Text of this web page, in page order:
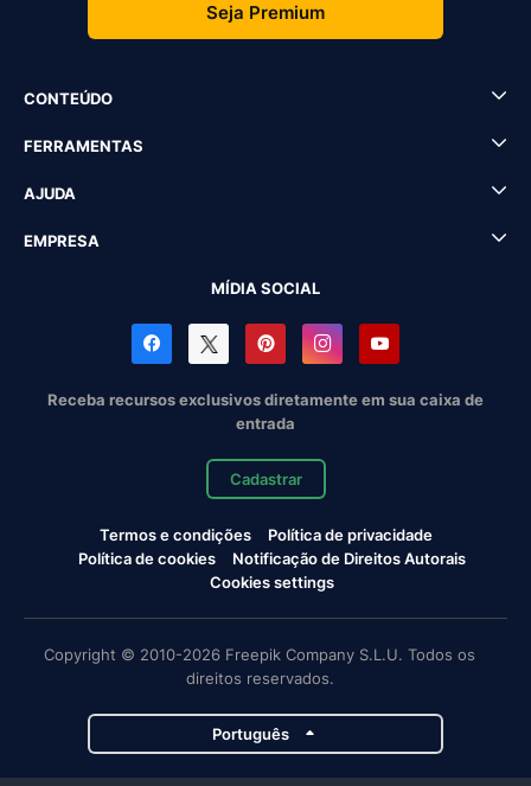
Seja Premium
CONTEÚDO
FERRAMENTAS
AJUDA
EMPRESA
MÍDIA SOCIAL
Receba recursos exclusivos diretamente em sua caixa de
entrada
Cadastrar
Termos e condições
Política de privacidade
Política de cookies
Notificação de Direitos Autorais
Cookies settings
Copyright © 2010-2026 Freepik Company S.L.U. Todos os
direitos reservados.
Português